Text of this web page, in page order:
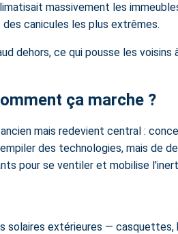
massivement les
des canicules les plus extrêmes.
dehors, ce qui pousse les
ça marche ?
mais redevient central :
des technologies, mais de
pour se ventiler et mobilise
solaires extérieures —